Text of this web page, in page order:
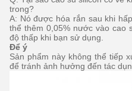
trong?
A: Nó được hóa rắn sau khi
thể thêm 0,05% nước vào cao
độ thấp khi bạn sử dụng.
Để ý
Sản phẩm này không thể tiếp
để tránh ảnh hưởng đến tác